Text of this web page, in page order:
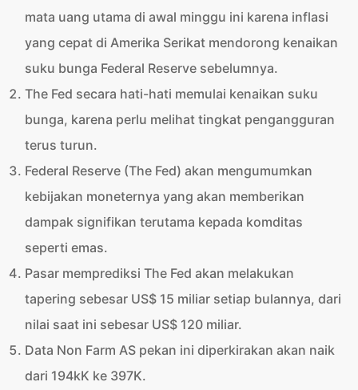
mata uang utama di awal minggu ini karena inflasi
yang cepat di Amerika Serikat mendorong kenaikan
suku bunga Federal Reserve sebelumnya.
The Fed secara hati-hati memulai kenaikan suku
bunga, karena perlu melihat tingkat pengangguran
terus turun.
Federal Reserve (The Fed) akan mengumumkan
kebijakan moneternya yang akan memberikan
dampak signifikan terutama kepada komditas
seperti emas.
Pasar memprediksi The Fed akan melakukan
tapering sebesar US$ 15 miliar setiap bulannya, dari
nilai saat ini sebesar US$ 120 miliar.
Data Non Farm AS pekan ini diperkirakan akan naik
dari 194kK ke 397K.